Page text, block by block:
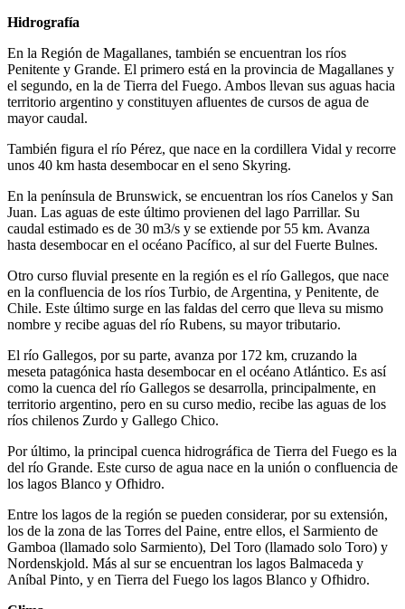
Hidrografía
En la Región de Magallanes, también se encuentran los ríos
Penitente y Grande. El primero está en la provincia de Magallanes y
el segundo, en la de Tierra del Fuego. Ambos llevan sus aguas hacia
territorio argentino y constituyen afluentes de cursos de agua de
mayor caudal.
También figura el río Pérez, que nace en la cordillera Vidal y recorre
unos 40 km hasta desembocar en el seno Skyring.
En la península de Brunswick, se encuentran los ríos Canelos y San
Juan. Las aguas de este último provienen del lago Parrillar. Su
caudal estimado es de 30 m3/s y se extiende por 55 km. Avanza
hasta desembocar en el océano Pacífico, al sur del Fuerte Bulnes.
Otro curso fluvial presente en la región es el río Gallegos, que nace
en la confluencia de los ríos Turbio, de Argentina, y Penitente, de
Chile. Este último surge en las faldas del cerro que lleva su mismo
nombre y recibe aguas del río Rubens, su mayor tributario.
El río Gallegos, por su parte, avanza por 172 km, cruzando la
meseta patagónica hasta desembocar en el océano Atlántico. Es así
como la cuenca del río Gallegos se desarrolla, principalmente, en
territorio argentino, pero en su curso medio, recibe las aguas de los
ríos chilenos Zurdo y Gallego Chico.
Por último, la principal cuenca hidrográfica de Tierra del Fuego es la
del río Grande. Este curso de agua nace en la unión o confluencia de
los lagos Blanco y Ofhidro.
Entre los lagos de la región se pueden considerar, por su extensión,
los de la zona de las Torres del Paine, entre ellos, el Sarmiento de
Gamboa (llamado solo Sarmiento), Del Toro (llamado solo Toro) y
Nordenskjold. Más al sur se encuentran los lagos Balmaceda y
Aníbal Pinto, y en Tierra del Fuego los lagos Blanco y Ofhidro.